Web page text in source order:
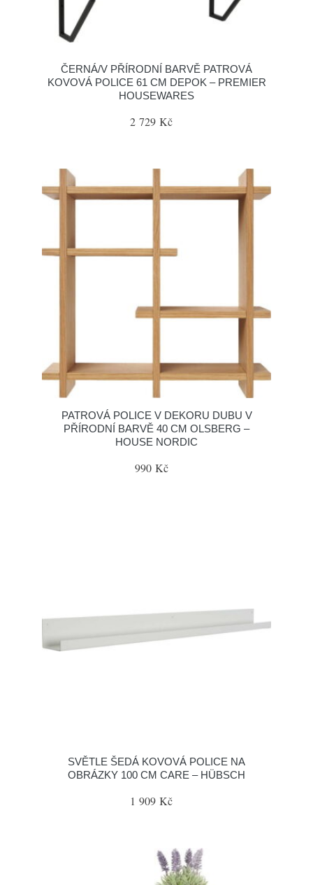
ČERNÁ/V PŘÍRODNÍ BARVĚ PATROVÁ
KOVOVÁ POLICE 61 CM DEPOK – PREMIER
HOUSEWARES
2 729 Kč
PATROVÁ POLICE V DEKORU DUBU V
PŘÍRODNÍ BARVĚ 40 CM OLSBERG –
HOUSE NORDIC
990 Kč
SVĚTLE ŠEDÁ KOVOVÁ POLICE NA
OBRÁZKY 100 CM CARE – HÜBSCH
1 909 Kč